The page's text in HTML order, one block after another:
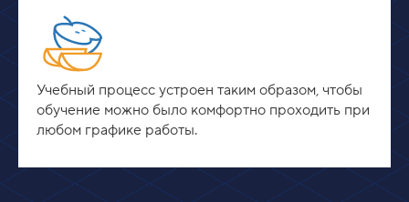
Учебный процесс устроен таким образом, чтобы
обучение можно было комфортно проходить при
любом графике работы.